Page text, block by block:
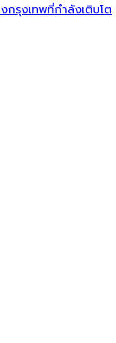
กรุงเทพที่กำลังเติบโต